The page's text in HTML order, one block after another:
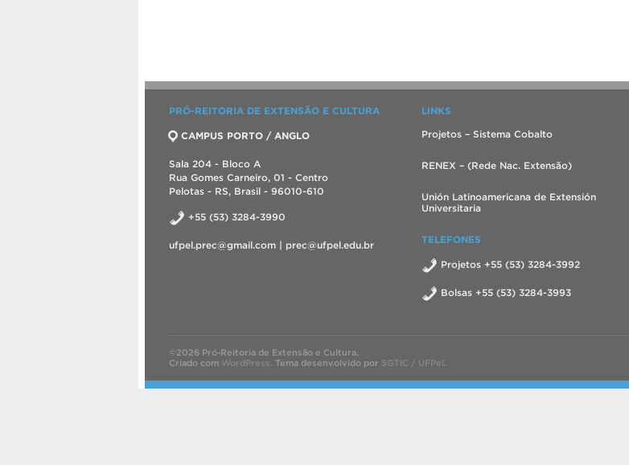
PRÓ-REITORIA DE EXTENSÃO E CULTURA
CAMPUS PORTO / ANGLO
Sala 204 - Bloco A
Rua Gomes Carneiro, 01 - Centro
Pelotas - RS, Brasil - 96010-610
+55 (53) 3284-3990
ufpel.prec@gmail.com | prec@ufpel.edu.br
LINKS
Projetos – Sistema Cobalto
RENEX – (Rede Nac. Extensão)
Unión Latinoamericana de Extensión
Universitaria
TELEFONES
Projetos +55 (53) 3284-3992
Bolsas +55 (53) 3284-3993
©2026 Pró-Reitoria de Extensão e Cultura.
Criado com WordPress. Tema desenvolvido por SGTIC / UFPel .